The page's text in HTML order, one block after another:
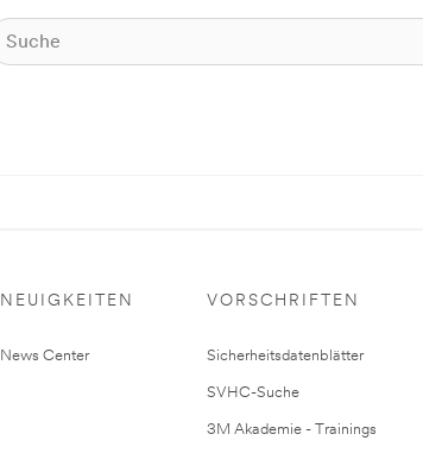
NEUIGKEITEN
News Center
VORSCHRIFTEN
Sicherheitsdatenblätter
SVHC-Suche
3M Akademie - Trainings